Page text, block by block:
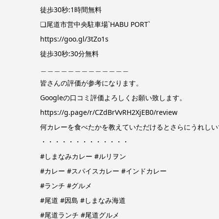
徒歩30秒:1時間無料
❏尾道市営中央駐車場`HABU PORT`
https://goo.gl/3tZo1s
徒歩30秒:30分無料
皆さんの評価が参考になります。
Googleの口コミ評価よろしくお願い致します。
https://g.page/r/CZdBrVvRH2XjEB0/review
何カレーを食べたかを教えていただけるとさらにうれし
・・・・・・・・・・・・・
#しまなみカレー #ルリヲン
#カレー #スパイスカレー #インドカレー
#ランチ #グルメ
#尾道 #因島 #しまなみ海道
#尾道ランチ #尾道グルメ